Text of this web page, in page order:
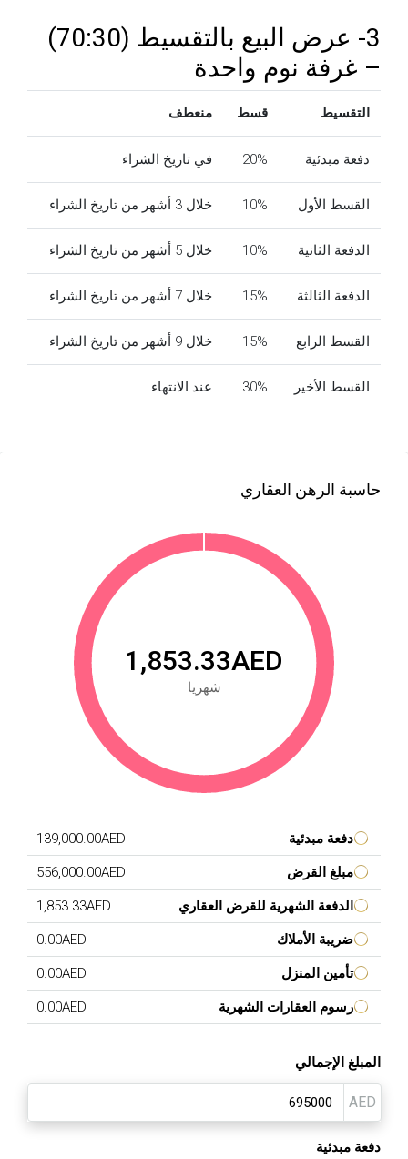
3- عرض البيع بالتقسيط (70:30)
– غرفة نوم واحدة
التقسيط قسط منعطف
دفعة مبدئية 20% في تاريخ الشراء
القسط الأول 10% خلال 3 أشهر من تاريخ الشراء
الدفعة الثانية 10% خلال 5 أشهر من تاريخ الشراء
الدفعة الثالثة 15% خلال 7 أشهر من تاريخ الشراء
القسط الرابع 15% خلال 9 أشهر من تاريخ الشراء
القسط الأخير 30% عند الانتهاء
حاسبة الرهن العقاري
1,853.33AED
شهريا
دفعة مبدئية 139,000.00AED
مبلغ القرض 556,000.00AED
الدفعة الشهرية للقرض العقاري 1,853.33AED
ضريبة الأملاك 0.00AED
تأمين المنزل 0.00AED
رسوم العقارات الشهرية 0.00AED
المبلغ الإجمالي
AED
دفعة مبدئية